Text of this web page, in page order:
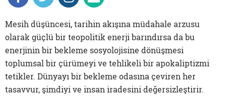
Mesih düşüncesi, tarihin akışına müdahale arzusu
olarak güçlü bir teopolitik enerji barındırsa da bu
enerjinin bir bekleme sosyolojisine dönüşmesi
toplumsal bir çürümeyi ve tehlikeli bir apokaliptizmi
tetikler. Dünyayı bir bekleme odasına çeviren her
tasavvur, şimdiyi ve insan iradesini değersizleştirir.